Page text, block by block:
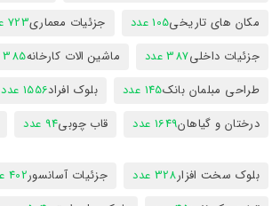
مکان های تاریخی105 عدد جزئیات معماری723 عدد
جزئیات داخلی387 عدد ماشین الات کارخانه385 عدد
طراحی مبلمان بانک145 عدد بلوک افراد1556 عدد
درختان و گیاهان1649 عدد قاب چوبی94 عدد
بلوک سخت افزار328 عدد جزئیات آسانسور402 عدد